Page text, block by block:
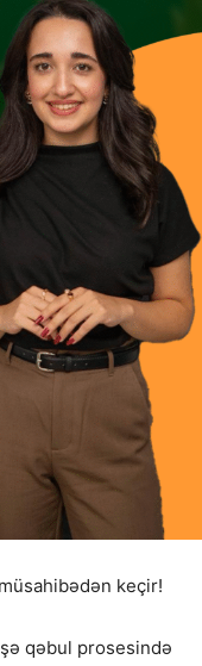
keçir!
qəbul prosesində